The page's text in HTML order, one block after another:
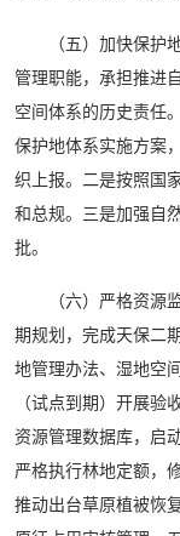
（五）加快保护地
管理职能，承担推进
空间体系的历史责任
保护地体系实施方案
织上报。二是按照国
和总规。三是加强自
批。
（六）严格资源监
期规划，完成天保二
地管理办法、湿地空
（试点到期）开展验
资源管理数据库，启
严格执行林地定额，
推动出台草原植被恢